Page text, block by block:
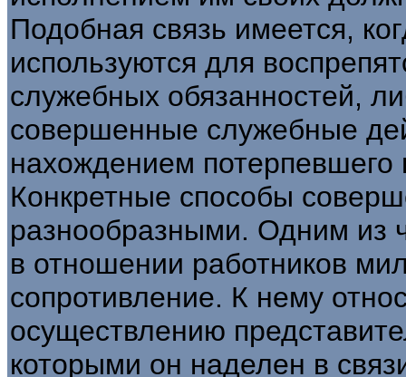
Подобная связь имеется,
используются для
служебных обязанностей,
совершенные служебные
нахождением потерпевшего
Конкретные способы
разнообразными. Одним из
в отношении работников
сопротивление. К нему
осуществлению
которыми он наделен в